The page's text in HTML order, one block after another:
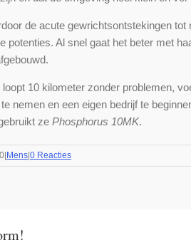
de acute gewrichtsontstekingen tot
potenties. Al snel gaat het beter met
10 kilometer zonder problemen,
nemen en een eigen bedrijf te
ze Phosphorus 10MK.
Mens 0 Reacties